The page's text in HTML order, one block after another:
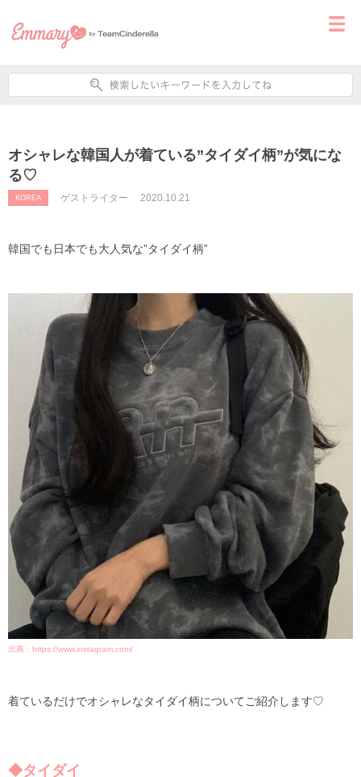
オシャレな韓国人が着ている”タイダイ柄”が気にな
る♡
KOREA ゲストライター 2020.10.21
韓国でも日本でも大人気な”タイダイ柄”
出典：https://www.instagram.com/
着ているだけでオシャレなタイダイ柄についてご紹介します♡
◆タイダイ